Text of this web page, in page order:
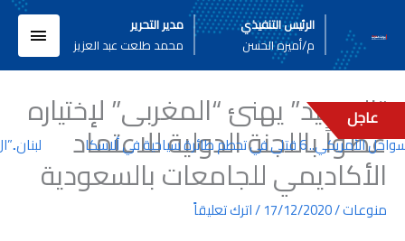
المحتوى
الرئيس التنفيذي
م/أميره الحسن
مدير التحرير
محمد طلعت عبد العزيز
عاجل
قتلى في تحطم طائرة سياحية في ألاسكا
“السعيد” يهنئ “المغربى” لإختياره
عضواً باللجنة الدولية للاعتماد
الأكاديمي للجامعات بالسعودية
منوعات/
17/12/2020
/اترك تعليقاً